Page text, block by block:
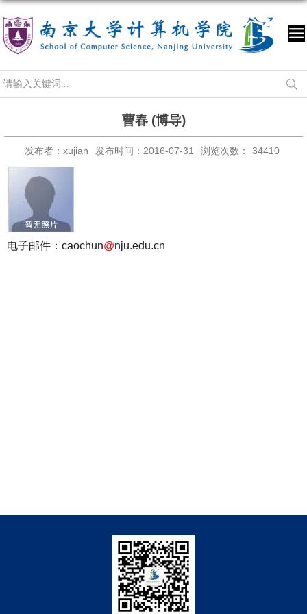
曹春 (博导)
发布者：xujian 发布时间：2016-07-31 浏览次数： 34410
电子邮件：caochun@nju.edu.cn